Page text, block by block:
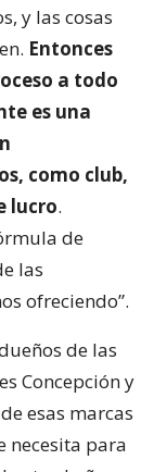
y las cosas
Entonces
a todo
es una
como club,
lucro.
de
las
ofreciendo”.
de las
Concepción y
esas marcas
necesita para